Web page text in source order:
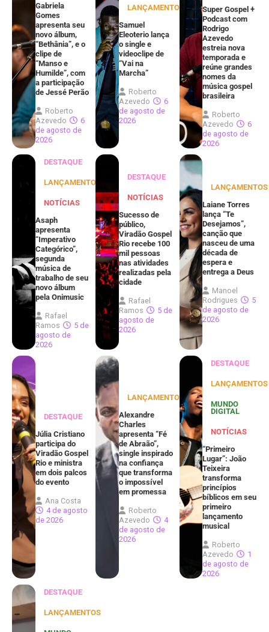
Gabriela
Gomes
apresenta seu
novo álbum,
“Bethânia”, e o
clipe de
“Manso e
Humilde”, com
a participação
de Jessé Perão
Roberto
Azevedo
6
de agosto de
2026
LANÇAMENTOS
Samuel
Eleoterio lança
o single e
videoclipe de
“Vai na
Marcha”
Roberto
Azevedo
6
de agosto de
2026
Super Gospel +
Podcast com
Rodrigo
Azevedo
estreia nova
temporada e
reúne grandes
nomes da
música gospel
brasileira
Roberto
Azevedo
6
de agosto de
2026
DESTAQUE
LANÇAMENTOS
NOTÍCIAS
Asaph
apresenta
“Imperativo
Categórico”,
segunda
música de
trabalho de seu
novo álbum
pela Onimusic
Rafael
Ramos
5 de
agosto de
2026
DESTAQUE
NOTÍCIAS
Sucesso de
público,
Viradão Gospel
Rio recebe 100
mil pessoas
nas atividades
realizadas pela
cidade
Rafael
Ramos
5 de
agosto de
2026
LANÇAMENTOS
Laiane Torres
lança “Te
Desejamos”,
canção que
nasceu de uma
década de
espera e
entrega a Deus
Manoel
Rodrigues
5
de agosto de
2026
DESTAQUE
Júlia Cristiano
participa do
Viradão Gospel
Rio e ministra
em dois palcos
do evento
Ana Costa
4 de agosto
de 2026
LANÇAMENTOS
Alexandre
Charles
apresenta “Fé
de Abraão”,
single inspirado
na confiança
que transforma
o impossível
em promessa
Roberto
Azevedo
4
de agosto de
2026
DESTAQUE
LANÇAMENTOS
MUNDO
DIGITAL
NOTÍCIAS
“Primeiro
Lugar”: João
Teixeira
transforma
princípios
bíblicos em seu
primeiro
lançamento
musical
Roberto
Azevedo
1
de agosto de
2026
DESTAQUE
LANÇAMENTOS